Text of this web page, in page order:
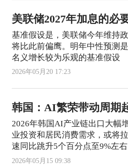
美联储2027年加息的必
基准假设是，美联储今年维持
将比此前偏鹰。明年中性预测
名义增长较为乐观的基准假设
2026年05月20 17:23
韩国：AI繁荣带动周期
2026年韩国AI产业链出口大幅
业投资和居民消费需求，或将
速同比跳升5个百分点至9%左右
2026年05月15 09:38